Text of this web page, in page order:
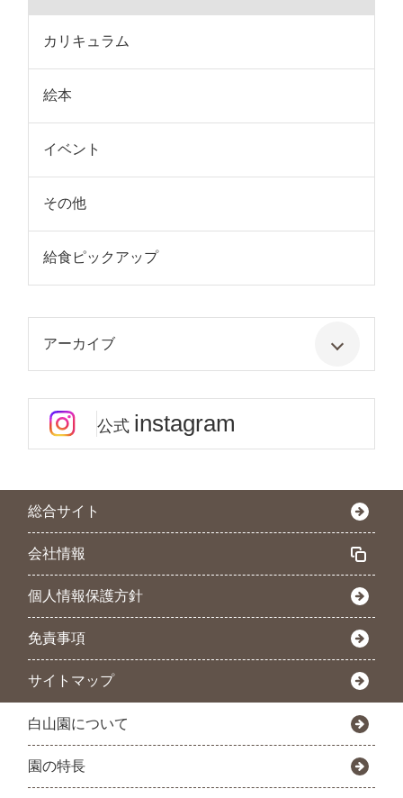
カリキュラム
絵本
イベント
その他
給食ピックアップ
アーカイブ
公式 instagram
総合サイト
会社情報
個人情報保護方針
免責事項
サイトマップ
白山園について
園の特長